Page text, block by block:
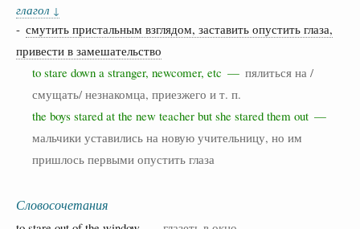
глагол ↓
- смутить пристальным взглядом, заставить опустить глаза,
привести в замешательство
to stare down a stranger, newcomer, etc — пялиться на /
смущать/ незнакомца, приезжего и т. п.
the boys stared at the new teacher but she stared them out —
мальчики уставились на новую учительницу, но им
пришлось первыми опустить глаза
Словосочетания